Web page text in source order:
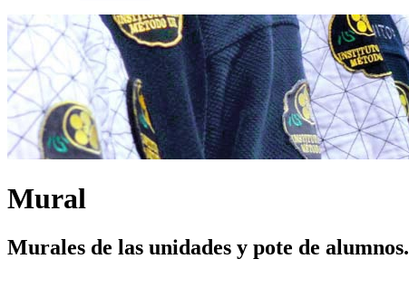
Mural
Murales de las unidades y pote de alumnos.